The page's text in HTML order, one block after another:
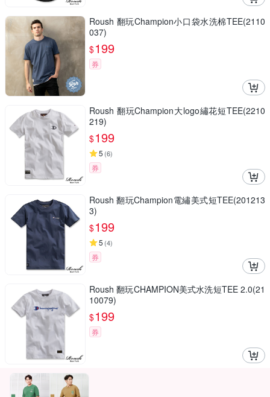
Roush 翻玩Champion小口袋水洗棉TEE(2110
037)
$199
券
Roush 翻玩Champion大logo繡花短TEE(2210
219)
$199
5 (6)
券
Roush 翻玩Champion電繡美式短TEE(201213
3)
$199
5 (4)
券
Roush 翻玩CHAMPION美式水洗短TEE 2.0(21
10079)
$199
券